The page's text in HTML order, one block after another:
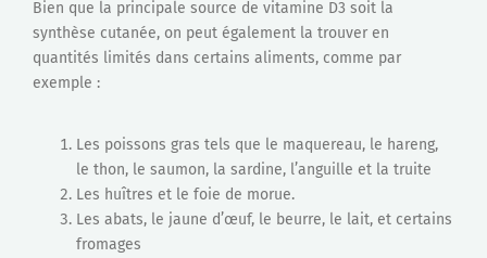
Bien que la principale source de vitamine D3 soit la
synthèse cutanée, on peut également la trouver en
quantités limités dans certains aliments, comme par
exemple :
Les poissons gras tels que le maquereau, le hareng,
le thon, le saumon, la sardine, l’anguille et la truite
Les huîtres et le foie de morue.
Les abats, le jaune d’œuf, le beurre, le lait, et certains
fromages